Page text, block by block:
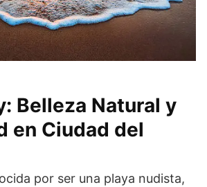
Belleza Natural y
en Ciudad del
por ser una playa nudista,